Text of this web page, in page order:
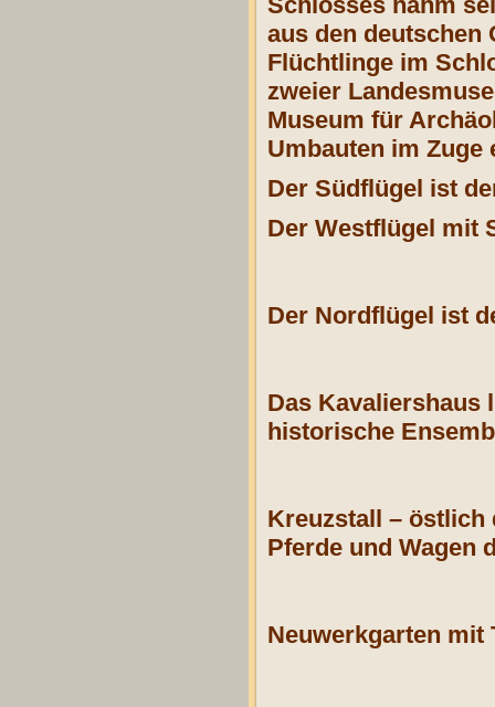
aus den deutschen
Flüchtlinge im
zweier
Museum für
Umbauten im
Der Südflügel ist
Der Westflügel mit
Der Nordflügel ist
Das Kavaliershaus
historische
Kreuzstall – östlich
Pferde und Wagen
Neuwerkgarten mit